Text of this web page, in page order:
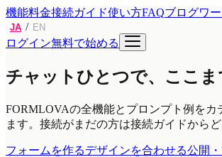
機能料金接続ガイド使い方FAQブログワ
JA / EN
ログイン無料で始める
チャットひとつで、ここま
FORMLOVAの全機能とプロンプト例をカ
ます。接続がまだの方は接続ガイドからど
フォームを作るデザインを合わせる公開